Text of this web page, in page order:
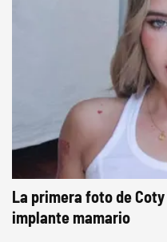
La primera foto de
implante mamario